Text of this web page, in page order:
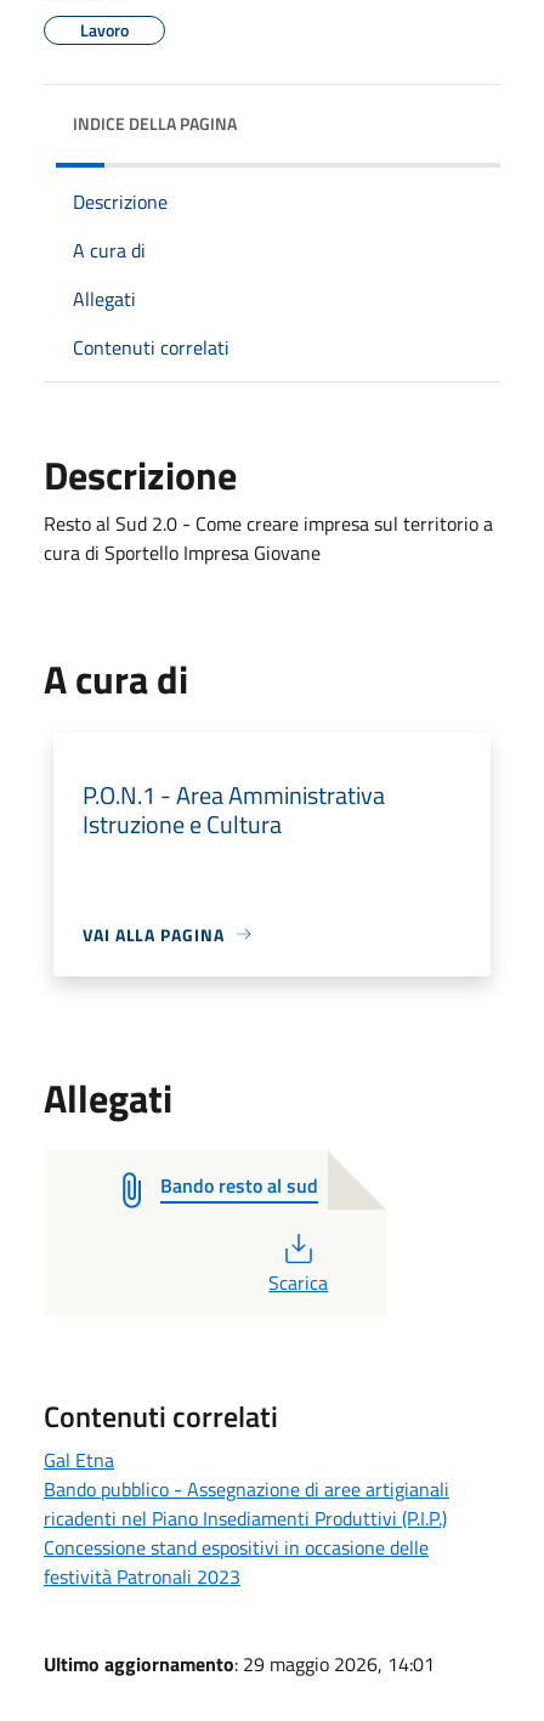
Lavoro
INDICE DELLA PAGINA
Descrizione
A cura di
Allegati
Contenuti correlati
Descrizione
Resto al Sud 2.0 - Come creare impresa sul territorio a
cura di Sportello Impresa Giovane
A cura di
P.O.N.1 - Area Amministrativa
Istruzione e Cultura
VAI ALLA PAGINA
Allegati
Bando resto al sud
Scarica
Contenuti correlati
Gal Etna
Bando pubblico - Assegnazione di aree artigianali
ricadenti nel Piano Insediamenti Produttivi (P.I.P.)
Concessione stand espositivi in occasione delle
festività Patronali 2023
Ultimo aggiornamento: 29 maggio 2026, 14:01